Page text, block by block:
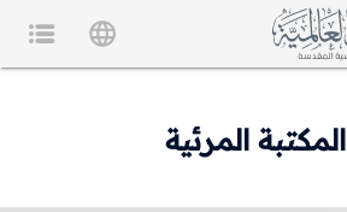
المكتبة المرئية